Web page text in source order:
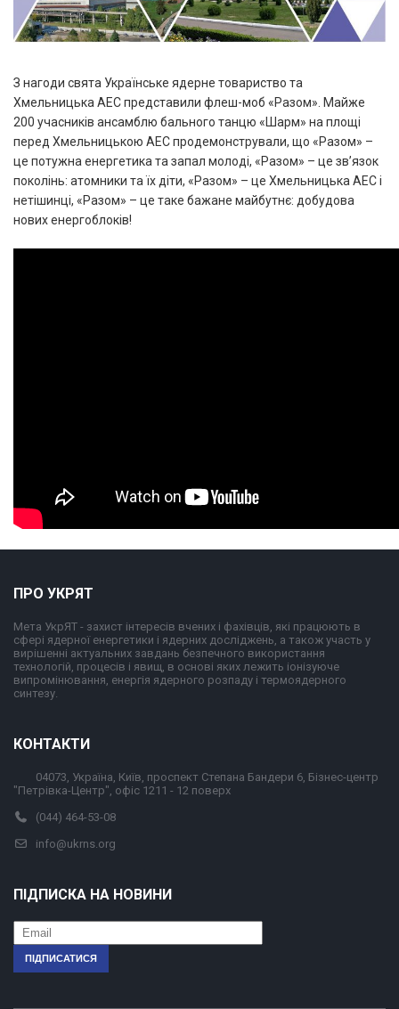
З нагоди свята Українське ядерне товариство та
Хмельницька АЕС представили флеш-моб «Разом». Майже
200 учасників ансамблю бального танцю «Шарм» на площі
перед Хмельницькою АЕС продемонстрували, що «Разом» –
це потужна енергетика та запал молоді, «Разом» – це зв’язок
поколінь: атомники та їх діти, «Разом» – це Хмельницька АЕС і
нетішинці, «Разом» – це таке бажане майбутнє: добудова
нових енергоблоків!
ПРО УКРЯТ
Мета УкрЯТ - захист інтересів вчених і фахівців, які працюють в
сфері ядерної енергетики і ядерних досліджень, а також участь у
вирішенні актуальних завдань безпечного використання
технологій, процесів і явищ, в основі яких лежить іонізуюче
випромінювання, енергія ядерного розпаду і термоядерного
синтезу.
КОНТАКТИ
04073, Україна, Київ, проспект Степана Бандери 6, Бізнес-центр
"Петрівка-Центр", офіс 1211 - 12 поверх
(044) 464-53-08
info@ukrns.org
ПІДПИСКА НА НОВИНИ